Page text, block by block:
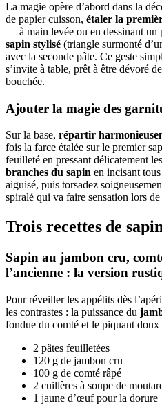
La magie opère d’abord dans la
de papier cuisson, étaler la
— à main levée ou en dessinant
sapin stylisé (triangle surmonté
avec la seconde pâte. Ce geste
s’invite à table, prêt à être dévoré
bouchée.
Ajouter la magie des
Sur la base, répartir
fois la farce étalée sur le premier
feuilleté en pressant délicatement
branches du sapin en incisant
aiguisé, puis torsadez
spiralé qui va faire sensation lors
Trois recettes de
Sapin au jambon cru,
l’ancienne : la version
Pour réveiller les appétits dès
les contrastes : la puissance du
fondue du comté et le piquant doux
2 pâtes feuilletées
120 g de jambon cru
100 g de comté râpé
2 cuillères à soupe de
1 jaune d’œuf pour la dorure